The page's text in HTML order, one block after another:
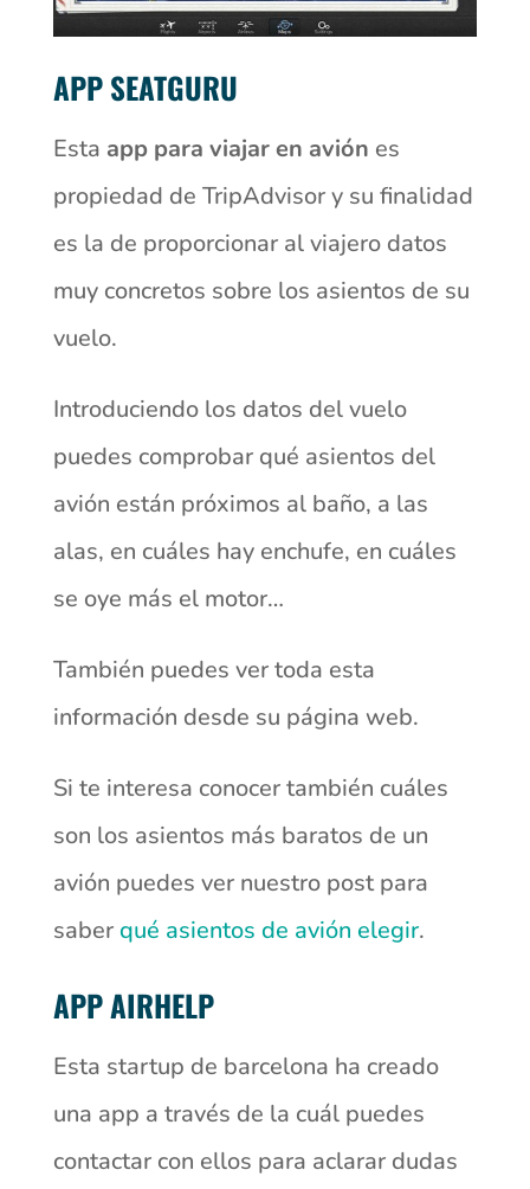
APP SEATGURU
Esta app para viajar en avión es
propiedad de TripAdvisor y su finalidad
es la de proporcionar al viajero datos
muy concretos sobre los asientos de su
vuelo.
Introduciendo los datos del vuelo
puedes comprobar qué asientos del
avión están próximos al baño, a las
alas, en cuáles hay enchufe, en cuáles
se oye más el motor…
También puedes ver toda esta
información desde su página web.
Si te interesa conocer también cuáles
son los asientos más baratos de un
avión puedes ver nuestro post para
saber qué asientos de avión elegir.
APP AIRHELP
Esta startup de barcelona ha creado
una app a través de la cuál puedes
contactar con ellos para aclarar dudas